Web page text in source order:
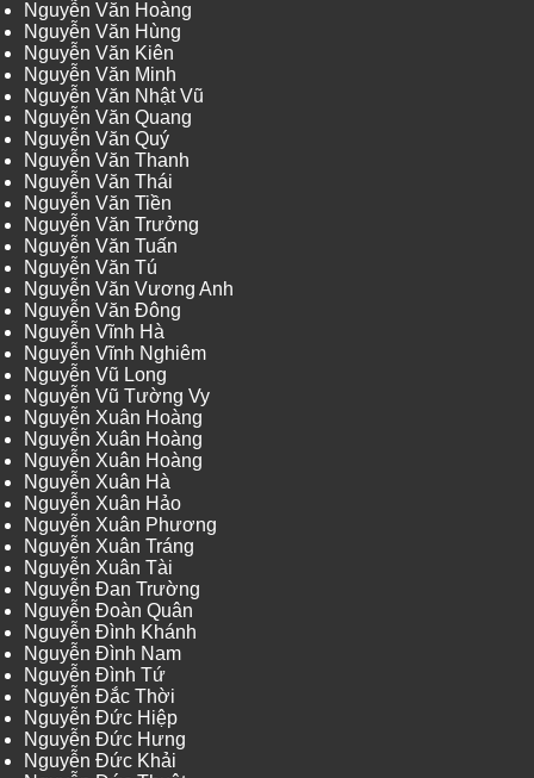
Nguyễn Văn Hoàng
Nguyễn Văn Hùng
Nguyễn Văn Kiên
Nguyễn Văn Minh
Nguyễn Văn Nhật Vũ
Nguyễn Văn Quang
Nguyễn Văn Quý
Nguyễn Văn Thanh
Nguyễn Văn Thái
Nguyễn Văn Tiền
Nguyễn Văn Trưởng
Nguyễn Văn Tuấn
Nguyễn Văn Tú
Nguyễn Văn Vương Anh
Nguyễn Văn Đông
Nguyễn Vĩnh Hà
Nguyễn Vĩnh Nghiêm
Nguyễn Vũ Long
Nguyễn Vũ Tường Vy
Nguyễn Xuân Hoàng
Nguyễn Xuân Hoàng
Nguyễn Xuân Hoàng
Nguyễn Xuân Hà
Nguyễn Xuân Hảo
Nguyễn Xuân Phương
Nguyễn Xuân Tráng
Nguyễn Xuân Tài
Nguyễn Đan Trường
Nguyễn Đoàn Quân
Nguyễn Đình Khánh
Nguyễn Đình Nam
Nguyễn Đình Tứ
Nguyễn Đắc Thời
Nguyễn Đức Hiệp
Nguyễn Đức Hưng
Nguyễn Đức Khải